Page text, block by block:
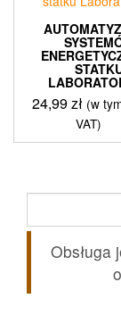
24,99zł (w
VAT)
Obsługa